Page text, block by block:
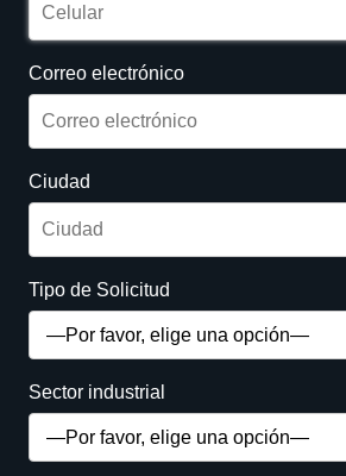
Correo electrónico
Ciudad
Tipo de Solicitud
Sector industrial